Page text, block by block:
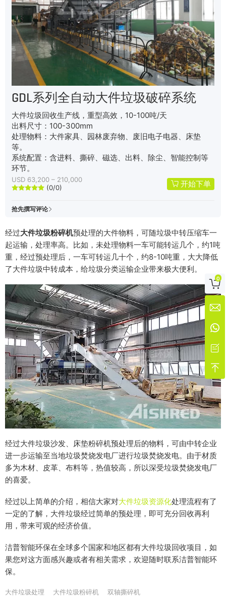
GDL系列全自动大件垃圾破碎系统
大件垃圾回收生产线，重型高效，10-100吨/天
出料尺寸：100-300mm
处理物料：大件家具、园林废弃物、废旧电子电器、床垫
等。
系统配置：含进料、撕碎、磁选、出料、除尘、智能控制等
环节。
USD 63,200 – 210,000
(0/0) 开始下单
抢先撰写评论
经过大件垃圾粉碎机预处理的大件物料，可随垃圾中转压缩车一
起运输，处理率高。比如，未处理物料一车可能转运几个，约1吨
重，经过预处理后，一车可转运几十个，约8-10吨重，大大降低
了大件垃圾中转成本，给垃圾分类运输企业带来极大便利。
经过大件垃圾沙发、床垫粉碎机预处理后的物料，可由中转企业
进一步运输至当地垃圾焚烧发电厂进行垃圾焚烧发电。由于材质
多为木材、皮革、布料等，热值较高，所以深受垃圾焚烧发电厂
的喜爱。
经过以上简单的介绍，相信大家对大件垃圾资源化处理流程有了
一定的了解，大件垃圾经过简单的预处理，即可充分回收再利
用，带来可观的经济价值。
洁普智能环保在全球多个国家和地区都有大件垃圾回收项目，如
果您对这方面感兴趣或者有相关需求，欢迎随时联系洁普智能环
保。
大件垃圾处理 大件垃圾粉碎机 双轴撕碎机

0



